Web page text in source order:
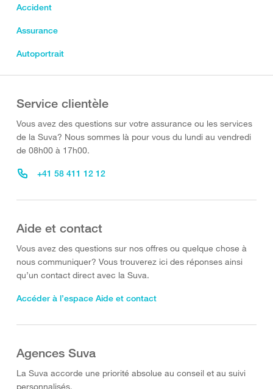
Accident
Assurance
Autoportrait
Service clientèle
Vous avez des questions sur votre assurance ou les services
de la Suva? Nous sommes là pour vous du lundi au vendredi
de 08h00 à 17h00.
+41 58 411 12 12
Aide et contact
Vous avez des questions sur nos offres ou quelque chose à
nous communiquer? Vous trouverez ici des réponses ainsi
qu’un contact direct avec la Suva.
Accéder à l’espace Aide et contact
Agences Suva
La Suva accorde une priorité absolue au conseil et au suivi
personnalisés.